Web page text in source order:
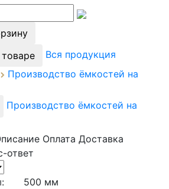
Вся продукция
Производство ёмкостей на
Производство ёмкостей на
Оплата Доставка
ответ
500 мм